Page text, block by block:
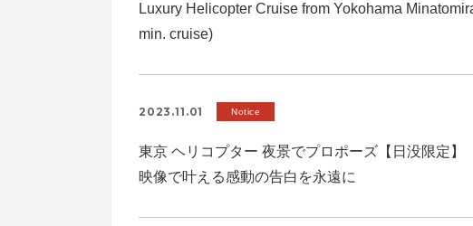
Luxury Helicopter Cruise from Yokohama
min. cruise)
2023.11.01 Notice
東京 ヘリコプター 夜景でプロポーズ【日没限定】
映像で叶える感動の告白を永遠に